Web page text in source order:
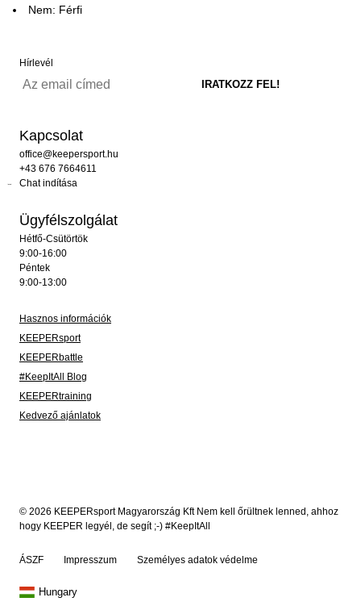
Nem: Férfi
Hírlevél
Kapcsolat
office@keepersport.hu
+43 676 7664611
Chat indítása
Ügyfélszolgálat
Hétfő-Csütörtök
9:00-16:00
Péntek
9:00-13:00
Hasznos információk
KEEPERsport
KEEPERbattle
#KeepItAll Blog
KEEPERtraining
Kedvező ajánlatok
© 2026 KEEPERsport Magyarország Kft Nem kell őrültnek lenned, ahhoz
hogy KEEPER legyél, de segít ;-) #KeepItAll
ÁSZF Impresszum Személyes adatok védelme
Hungary